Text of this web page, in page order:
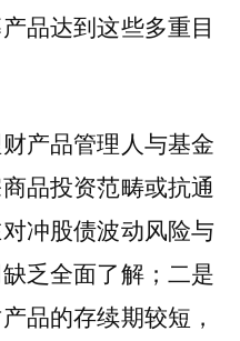
品达到这些多重目
产品管理人与基金
品投资范畴或抗通
冲股债波动风险与
乏全面了解；二是
品的存续期较短，